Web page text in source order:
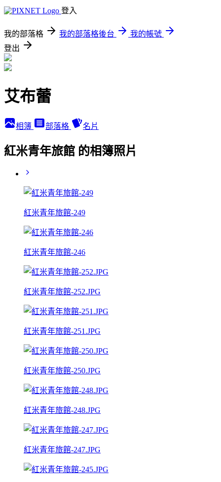
登入
我的部落格 我的部落格後台
我的帳號
登出
艾布蕾
相簿 部落格 名片
紅米青年旅館 的相簿照片
紅米青年旅館-249
紅米青年旅館-246
紅米青年旅館-252.JPG
紅米青年旅館-251.JPG
紅米青年旅館-250.JPG
紅米青年旅館-248.JPG
紅米青年旅館-247.JPG